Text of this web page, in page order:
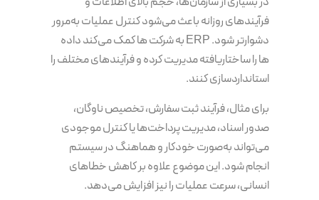
فرآیندهای روزانه باعث می‌شود کنترل عملیات به‌مرور
دشوارتر شود. ERP به شرکت ها کمک می‌کند داده
ها را ساختاریافته مدیریت کرده و فرآیندهای مختلف را
استانداردسازی کنند.
برای مثال، فرآیند ثبت سفارش، تخصیص ناوگان،
صدور اسناد، مدیریت پرداخت‌ها یا کنترل موجودی
می‌تواند به‌صورت خودکار و هماهنگ در سیستم
انجام شود. این موضوع علاوه بر کاهش خطاهای
انسانی، سرعت عملیات را نیز افزایش می‌دهد.